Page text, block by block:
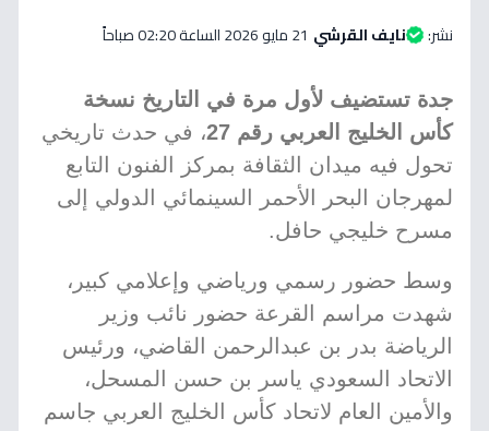
نشر: نايف القرشي 21 مايو 2026 الساعة 02:20 صباحاً
جدة تستضيف لأول مرة في التاريخ نسخة
كأس الخليج العربي رقم 27
، في حدث تاريخي
تحول فيه ميدان الثقافة بمركز الفنون التابع
لمهرجان البحر الأحمر السينمائي الدولي إلى
مسرح خليجي حافل.
وسط حضور رسمي ورياضي وإعلامي كبير،
شهدت مراسم القرعة حضور نائب وزير
الرياضة بدر بن عبدالرحمن القاضي، ورئيس
الاتحاد السعودي ياسر بن حسن المسحل،
والأمين العام لاتحاد كأس الخليج العربي جاسم